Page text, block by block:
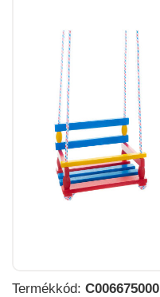
Termékkód: C006675000